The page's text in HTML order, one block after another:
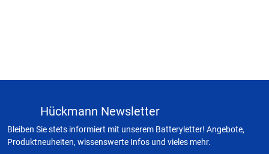
Hückmann Newsletter
Bleiben Sie stets informiert mit unserem Batteryletter! Angebote,
Produktneuheiten, wissenswerte Infos und vieles mehr.